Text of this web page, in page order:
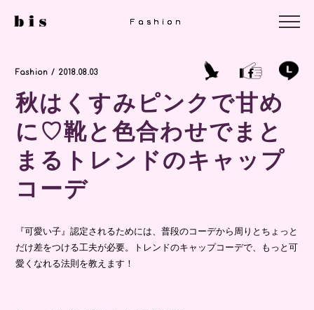
Fashion
Fashion / 2018.08.03
秋はくすみピンクで甘め
に♡靴と色合わせでまと
まるトレンドのキャップ
コーデ
『可愛い子』認定されるためには、普段のコーデから周りとちょっと
だけ差をつける工夫が必要。トレンドのキャップコーデで、もっと可
愛くなれる法則を教えます！
Fashion
Fashion